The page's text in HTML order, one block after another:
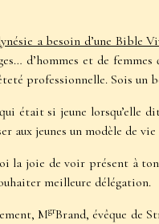
a besoin d’une Bible
d’hommes et de
professionnelle. Sois un
était si jeune lorsqu’elle dit
aux jeunes un modèle de
la joie de voir présent à
meilleure délégation.
MgrBrand, évêque de